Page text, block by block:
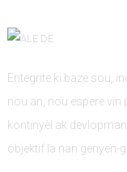
Entegrite ki baze sou,
nou an, nou espere
kontinyèl ak
objektif la nan genyen-